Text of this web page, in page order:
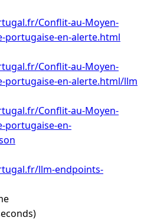
Conflit-au-Moyen-
portugaise-en-alerte.html
Conflit-au-Moyen-
portugaise-en-alerte.html/llm
Conflit-au-Moyen-
portugaise-en-
llm-endpoints-